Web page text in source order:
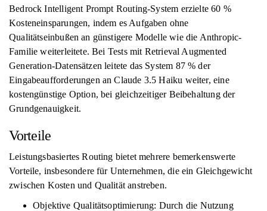
Bedrock Intelligent Prompt Routing-System erzielte 60 %
Kosteneinsparungen, indem es Aufgaben ohne
Qualitätseinbußen an günstigere Modelle wie die Anthropic-
Familie weiterleitete. Bei Tests mit Retrieval Augmented
Generation-Datensätzen leitete das System 87 % der
Eingabeaufforderungen an Claude 3.5 Haiku weiter, eine
kostengünstige Option, bei gleichzeitiger Beibehaltung der
Grundgenauigkeit.
Vorteile
Leistungsbasiertes Routing bietet mehrere bemerkenswerte
Vorteile, insbesondere für Unternehmen, die ein Gleichgewicht
zwischen Kosten und Qualität anstreben.
Objektive Qualitätsoptimierung: Durch die Nutzung